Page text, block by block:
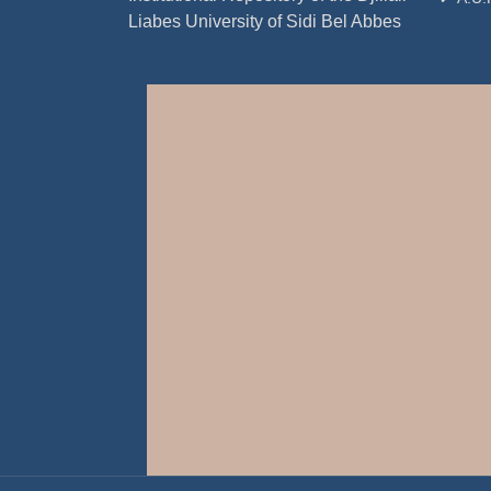
The structural,
Liabes University of Sidi Bel Abbes